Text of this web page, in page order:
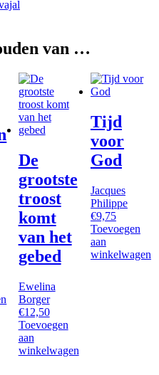
van …
De
grootste
troost
komt
van het
gebed
Ewelina
Borger
€12,50
Toevoegen
aan
winkelwagen
Tijd
voor
God
Jacques
Philippe
€9,75
Toevoegen
aan
winkelwagen